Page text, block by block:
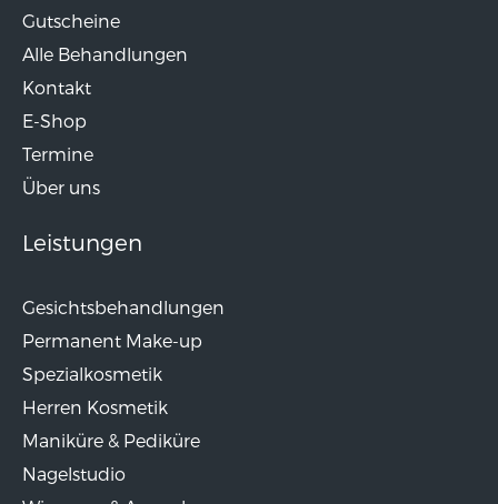
Gutscheine
Alle Behandlungen
Kontakt
E-Shop
Termine
Über uns
Leistungen
Gesichtsbehandlungen
Permanent Make-up
Spezialkosmetik
Herren Kosmetik
Maniküre & Pediküre
Nagelstudio